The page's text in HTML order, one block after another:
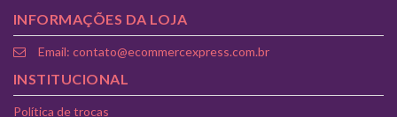
INFORMAÇÕES DA LOJA
Email: contato@ecommercexpress.com.br
INSTITUCIONAL
Política de trocas